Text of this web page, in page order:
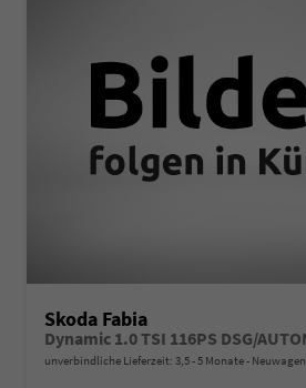
Skoda Fabia
unverbindliche Lieferzeit: 3,5 - 5 Monate Neuwagen